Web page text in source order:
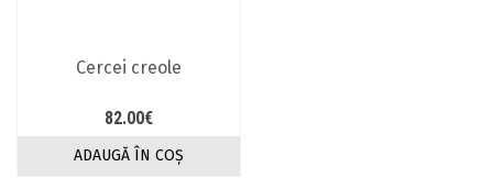
Cercei creole
82.00€
ADAUGĂ ÎN COȘ